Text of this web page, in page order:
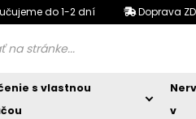
do 1-2 dní Doprava
s vlastnou
v